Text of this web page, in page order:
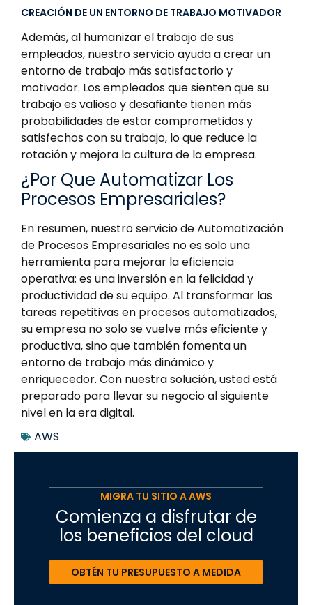
CREACIÓN DE UN ENTORNO DE TRABAJO MOTIVADOR
Además, al humanizar el trabajo de sus
empleados, nuestro servicio ayuda a crear un
entorno de trabajo más satisfactorio y
motivador. Los empleados que sienten que su
trabajo es valioso y desafiante tienen más
probabilidades de estar comprometidos y
satisfechos con su trabajo, lo que reduce la
rotación y mejora la cultura de la empresa.
¿Por Que Automatizar Los
Procesos Empresariales?
En resumen, nuestro servicio de Automatización
de Procesos Empresariales no es solo una
herramienta para mejorar la eficiencia
operativa; es una inversión en la felicidad y
productividad de su equipo. Al transformar las
tareas repetitivas en procesos automatizados,
su empresa no solo se vuelve más eficiente y
productiva, sino que también fomenta un
entorno de trabajo más dinámico y
enriquecedor. Con nuestra solución, usted está
preparado para llevar su negocio al siguiente
nivel en la era digital.
AWS
MIGRA TU SITIO A AWS
Comienza a disfrutar de
los beneficios del cloud
OBTÉN TU PRESUPUESTO A MEDIDA